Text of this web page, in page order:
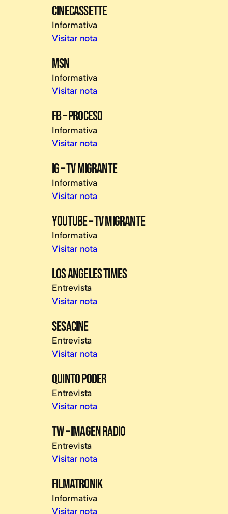
CINECASSETTE
Informativa
Visitar nota
MSN
Informativa
Visitar nota
FB – PROCESO
Informativa
Visitar nota
IG – TV MIGRANTE
Informativa
Visitar nota
YOUTUBE – TV MIGRANTE
Informativa
Visitar nota
LOS ANGELES TIMES
Entrevista
Visitar nota
SESACINE
Entrevista
Visitar nota
QUINTO PODER
Entrevista
Visitar nota
TW – IMAGEN RADIO
Entrevista
Visitar nota
FILMATRONIK
Informativa
Visitar nota